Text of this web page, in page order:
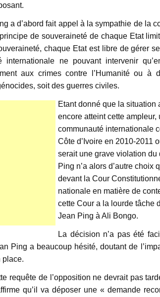
a d’abord fait appel à la sympathie de la
de souveraineté de chaque Etat
chaque Etat est libre de gérer
internationale ne pouvant intervenir
aux crimes contre l’Humanité ou à
soit des guerres civiles.
Etant donné que la situation
encore atteint cette
communauté internationale
Côte d’Ivoire en 2010-2011
serait une grave violation
Ping n’a alors d’autre choix
devant la Cour
nationale en matière de
cette Cour a la lourde tâche
Jean Ping à Ali Bongo.
La décision n’a pas été
Ping a beaucoup hésité, doutant de
place.
requête de l’opposition ne devrait pas
qu’il va déposer une « demande